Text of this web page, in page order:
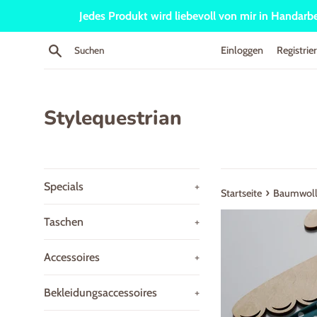
Jedes Produkt wird liebevoll von mir in
Suchen Einloggen
Stylequestrian
Specials +
Taschen +
Accessoires +
Bekleidungsaccessoires +
Startseite ›